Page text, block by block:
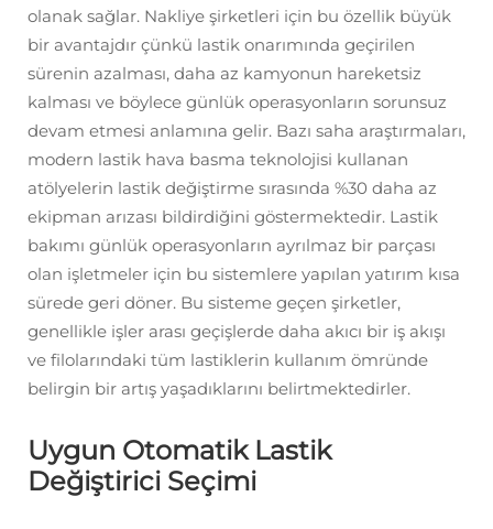
olanak sağlar. Nakliye şirketleri için bu özellik büyük
bir avantajdır çünkü lastik onarımında geçirilen
sürenin azalması, daha az kamyonun hareketsiz
kalması ve böylece günlük operasyonların sorunsuz
devam etmesi anlamına gelir. Bazı saha araştırmaları,
modern lastik hava basma teknolojisi kullanan
atölyelerin lastik değiştirme sırasında %30 daha az
ekipman arızası bildirdiğini göstermektedir. Lastik
bakımı günlük operasyonların ayrılmaz bir parçası
olan işletmeler için bu sistemlere yapılan yatırım kısa
sürede geri döner. Bu sisteme geçen şirketler,
genellikle işler arası geçişlerde daha akıcı bir iş akışı
ve filolarındaki tüm lastiklerin kullanım ömründe
belirgin bir artış yaşadıklarını belirtmektedirler.
Uygun Otomatik Lastik
Değiştirici Seçimi